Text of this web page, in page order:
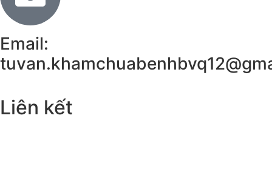
Email:
Liên kết